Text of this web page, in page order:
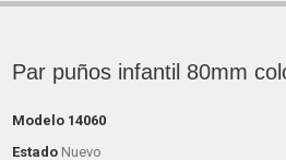
Par puños infantil 80mm
Modelo 14060
Estado Nuevo